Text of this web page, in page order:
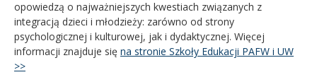
opowiedzą o najważniejszych kwestiach związanych z
integracją dzieci i młodzieży: zarówno od strony
psychologicznej i kulturowej, jak i dydaktycznej. Więcej
informacji znajduje się na stronie Szkoły Edukacji PAFW i UW
>>